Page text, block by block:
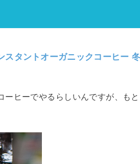
タントオーガニックコーヒー
ヒーでやるらしいんですが、も